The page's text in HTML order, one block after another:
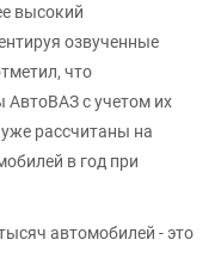
высокий
озвученные
что
АвтоВАЗ с учетом их
рассчитаны на
в год при
автомобилей - это